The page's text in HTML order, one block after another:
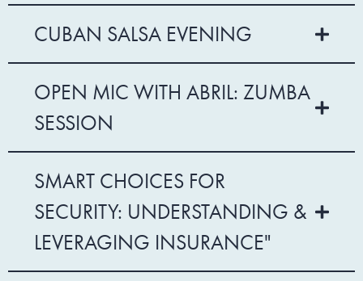
CUBAN SALSA EVENING
OPEN MIC WITH ABRIL: ZUMBA
SESSION
SMART CHOICES FOR
SECURITY: UNDERSTANDING &
LEVERAGING INSURANCE"